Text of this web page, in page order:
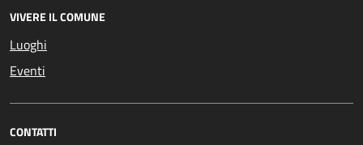
VIVERE IL COMUNE
Luoghi
Eventi
CONTATTI